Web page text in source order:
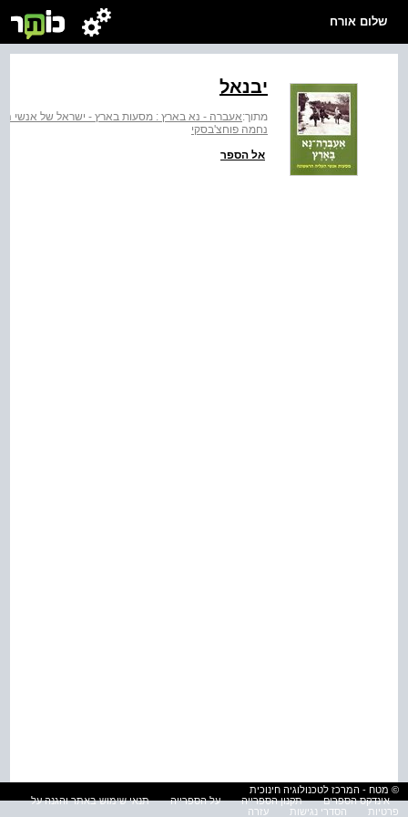
שלום אורח
יבנאל
מתוך:אעברה - נא בארץ : מסעות בארץ - ישראל של אנשי
נחמה פוחצ'בסקי
אל הספר
© מטח - המרכז לטכנולוגיה חינוכית
אינדקס הספרים
תקנון הספרייה על הספרייה
תנאי שימוש באתר והגנה על
פרטיות
הסדרי נגישות עזרה